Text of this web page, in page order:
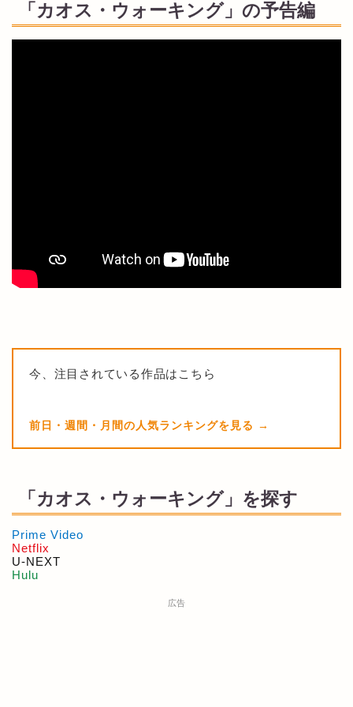
「カオス・ウォーキング」の予告編
今、注目されている作品はこちら
前日・週間・月間の人気ランキングを見る
「カオス・ウォーキング」を探す
Prime Video
Netflix
U-NEXT
Hulu
広告